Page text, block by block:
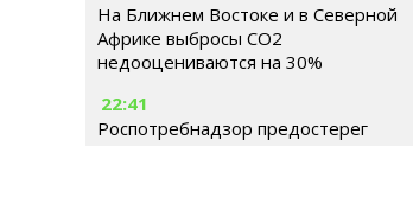
На Ближнем Востоке и в Северной
Африке выбросы CO2
недооцениваются на 30%
22:41
Роспотребнадзор предостерег